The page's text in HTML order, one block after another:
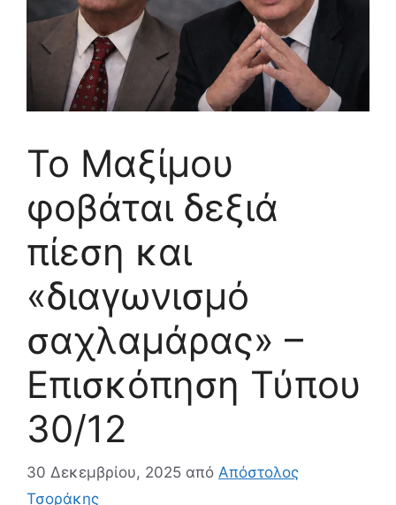
Το Μαξίμου
φοβάται δεξιά
πίεση και
«διαγωνισμό
σαχλαμάρας» –
Επισκόπηση Τύπου
30/12
30 Δεκεμβρίου, 2025 από Απόστολος
Τσοράκης